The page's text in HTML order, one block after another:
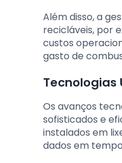
Além disso, a
recicláveis, por
custos
gasto de
Tecnologias
Os avanços
sofisticados e
instalados em
dados em